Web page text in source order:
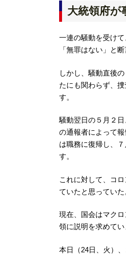
大統領府が
一連の騒動を受け
「無罪はない」と
しかし、騒動直後
たにも関わらず、
す。
騒動翌日の５月２
の通報者によって
は職務に復帰し、
す。
これに対して、コ
ていたと思ってい
現在、国会はマク
領に説明を求めてい
本日（24日、火）